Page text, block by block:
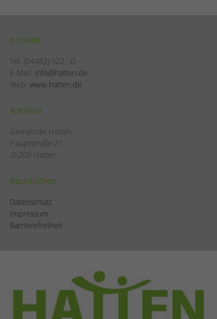
Kontakt
Tel. (04482) 922 - 0
E-Mail: info@hatten.de
Web: www.hatten.de
Adresse
Gemeinde Hatten
Hauptstraße 21
26209 Hatten
Rechtliches
Datenschutz
Impressum
Barrierefreiheit